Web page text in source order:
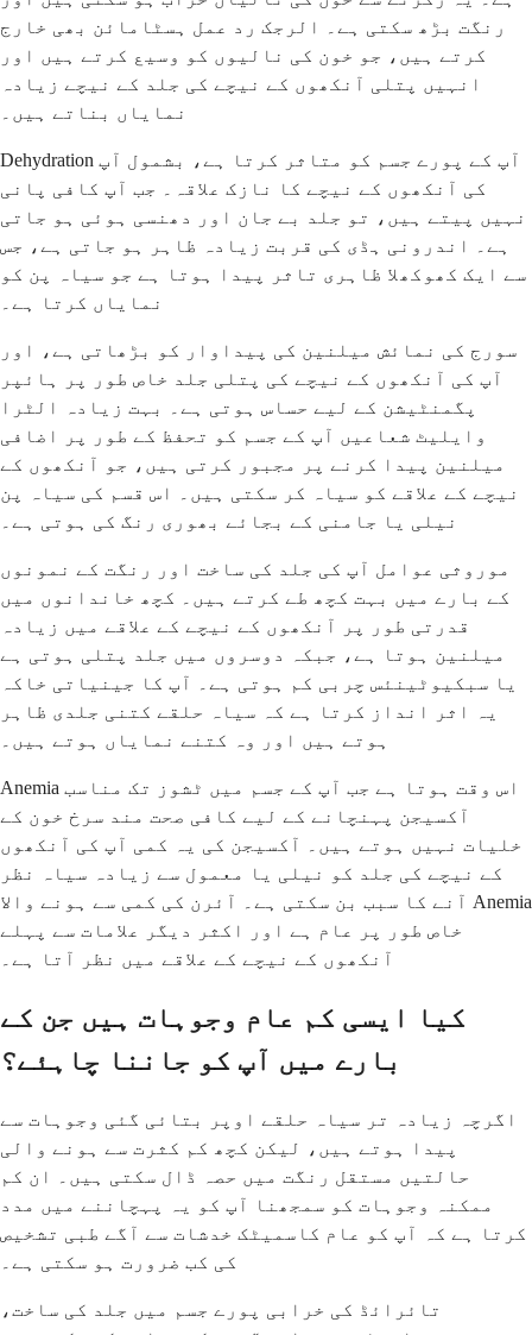
رنگت بڑھ سکتی ہے۔ الرجک رد عمل ہسٹامائن بھی خارج
کرتے ہیں، جو خون کی نالیوں کو وسیع کرتے ہیں اور
انہیں پتلی آنکھوں کے نیچے کی جلد کے نیچے زیادہ
نمایاں بناتے ہیں۔
Dehydration آپ کے پورے جسم کو متاثر کرتا ہے، بشمول آپ
کی آنکھوں کے نیچے کا نازک علاقہ۔ جب آپ کافی پانی
نہیں پیتے ہیں، تو جلد بے جان اور دھنسی ہوئی ہو جاتی
ہے۔ اندرونی ہڈی کی قربت زیادہ ظاہر ہو جاتی ہے، جس
سے ایک کھوکھلا ظاہری تاثر پیدا ہوتا ہے جو سیاہ پن کو
نمایاں کرتا ہے۔
سورج کی نمائش میلنین کی پیداوار کو بڑھاتی ہے، اور
آپ کی آنکھوں کے نیچے کی پتلی جلد خاص طور پر ہائپر
پگمنٹیشن کے لیے حساس ہوتی ہے۔ بہت زیادہ الٹرا
وایلیٹ شعاعیں آپ کے جسم کو تحفظ کے طور پر اضافی
میلنین پیدا کرنے پر مجبور کرتی ہیں، جو آنکھوں کے
نیچے کے علاقے کو سیاہ کر سکتی ہیں۔ اس قسم کی سیاہ پن
نیلی یا جامنی کے بجائے بھوری رنگ کی ہوتی ہے۔
موروثی عوامل آپ کی جلد کی ساخت اور رنگت کے نمونوں
کے بارے میں بہت کچھ طے کرتے ہیں۔ کچھ خاندانوں میں
قدرتی طور پر آنکھوں کے نیچے کے علاقے میں زیادہ
میلنین ہوتا ہے، جبکہ دوسروں میں جلد پتلی ہوتی ہے
یا سبکیوٹینئس چربی کم ہوتی ہے۔ آپ کا جینیاتی خاکہ
یہ اثر انداز کرتا ہے کہ سیاہ حلقے کتنی جلدی ظاہر
ہوتے ہیں اور وہ کتنے نمایاں ہوتے ہیں۔
Anemia اس وقت ہوتا ہے جب آپ کے جسم میں ٹشوز تک مناسب
آکسیجن پہنچانے کے لیے کافی صحت مند سرخ خون کے
خلیات نہیں ہوتے ہیں۔ آکسیجن کی یہ کمی آپ کی آنکھوں
کے نیچے کی جلد کو نیلی یا معمول سے زیادہ سیاہ نظر
آنے کا سبب بن سکتی ہے۔ آئرن کی کمی سے ہونے والا Anemia
خاص طور پر عام ہے اور اکثر دیگر علامات سے پہلے
آنکھوں کے نیچے کے علاقے میں نظر آتا ہے۔
کیا ایسی کم عام وجوہات ہیں جن کے
بارے میں آپ کو جاننا چاہئے؟
اگرچہ زیادہ تر سیاہ حلقے اوپر بتائی گئی وجوہات سے
پیدا ہوتے ہیں، لیکن کچھ کم کثرت سے ہونے والی
حالتیں مستقل رنگت میں حصہ ڈال سکتی ہیں۔ ان کم
ممکنہ وجوہات کو سمجھنا آپ کو یہ پہچاننے میں مدد
کرتا ہے کہ آپ کو عام کاسمیٹک خدشات سے آگے طبی تشخیص
کی کب ضرورت ہو سکتی ہے۔
تائرائڈ کی خرابی پورے جسم میں جلد کی ساخت،